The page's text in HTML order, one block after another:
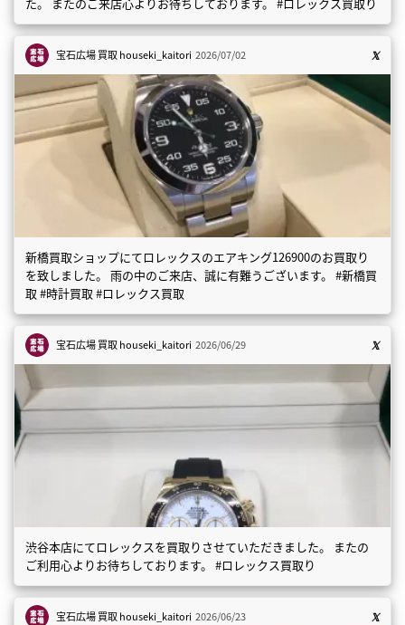
宝石広場 買取houseki_kaitori 2026/07/02
新橋買取ショップにてロレックスのエアキング126900のお買取り
を致しました。 雨の中のご来店、誠に有難うございます。 #新橋買
取 #時計買取 #ロレックス買取
宝石広場 買取houseki_kaitori 2026/06/29
渋谷本店にてロレックスを買取りさせていただきました。 またの
ご利用心よりお待ちしております。 #ロレックス買取り
宝石広場 買取houseki_kaitori 2026/06/23